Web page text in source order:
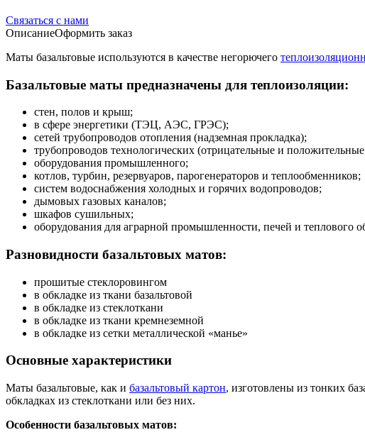
Связаться с нами
ОписаниеОформить заказ
Маты базальтовые используются в качестве негорючего
Базальтовые маты предназначены для теплоизоляции:
стен, полов и крыш;
в сфере энергетики (ТЭЦ, АЭС, ГРЭС);
сетей трубопроводов отопления (надземная прокладка);
трубопроводов технологических (отрицательные и
оборудования промышленного;
котлов, турбин, резервуаров, парогенераторов и теплообменников;
систем водоснабжения холодных и горячих водопроводов;
дымовых газовых каналов;
шкафов сушильных;
оборудования для аграрной промышленности, печей и теплового
Разновидности базальтовых матов:
прошитые стеклоровингом
в обкладке из ткани базальтовой
в обкладке из стеклоткани
в обкладке из ткани кремнеземной
в обкладке из сетки металлической «манье»
Основные характеристики
Маты базальтовые, как и базальтовый картон, изготовлены из тонких
обкладках из стеклоткани или без них.
Особенности базальтовых матов: